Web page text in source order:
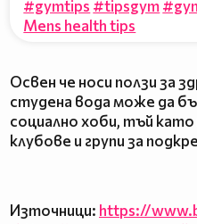
#gymtips #tipsgym
Mens health tips
Освен че носи ползи за
студена вода може да
социално хоби, тъй
клубове и групи за
Източници: https://